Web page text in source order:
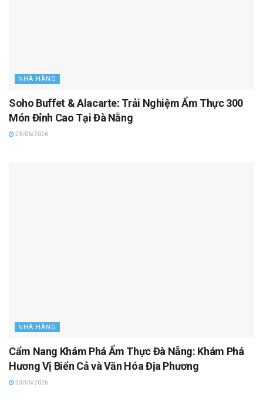
NHÀ HÀNG
Soho Buffet & Alacarte: Trải Nghiệm Ẩm Thực 300
Món Đỉnh Cao Tại Đà Nẵng
23/06/2026
NHÀ HÀNG
Cẩm Nang Khám Phá Ẩm Thực Đà Nẵng: Khám Phá
Hương Vị Biển Cả và Văn Hóa Địa Phương
23/06/2026